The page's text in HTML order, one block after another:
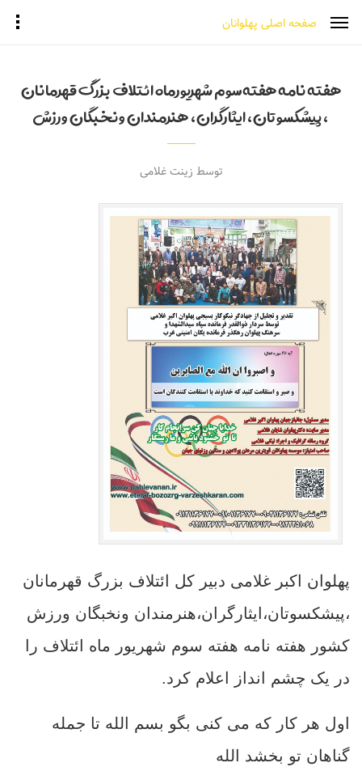
صفحه اصلی پهلوانان
هفته نامه هفته سوم شهریورماه ائتلاف بزرگ قهرمانان
،پیشکسوتان،ایثارگران،هنرمندان ونخبگان ورزش
توسط زینت غلامی
پهلوان اکبر غلامی دبیر کل ائتلاف بزرگ قهرمانان
،پیشکسوتان،ایثارگران،هنرمندان ونخبگان ورزش
کشور هفته نامه هفته سوم شهریور ماه ائتلاف را
در یک چشم انداز اعلام کرد.
اول هر کار که می کنی بگو بسم الله تا جمله
گناهان تو بخشد الله